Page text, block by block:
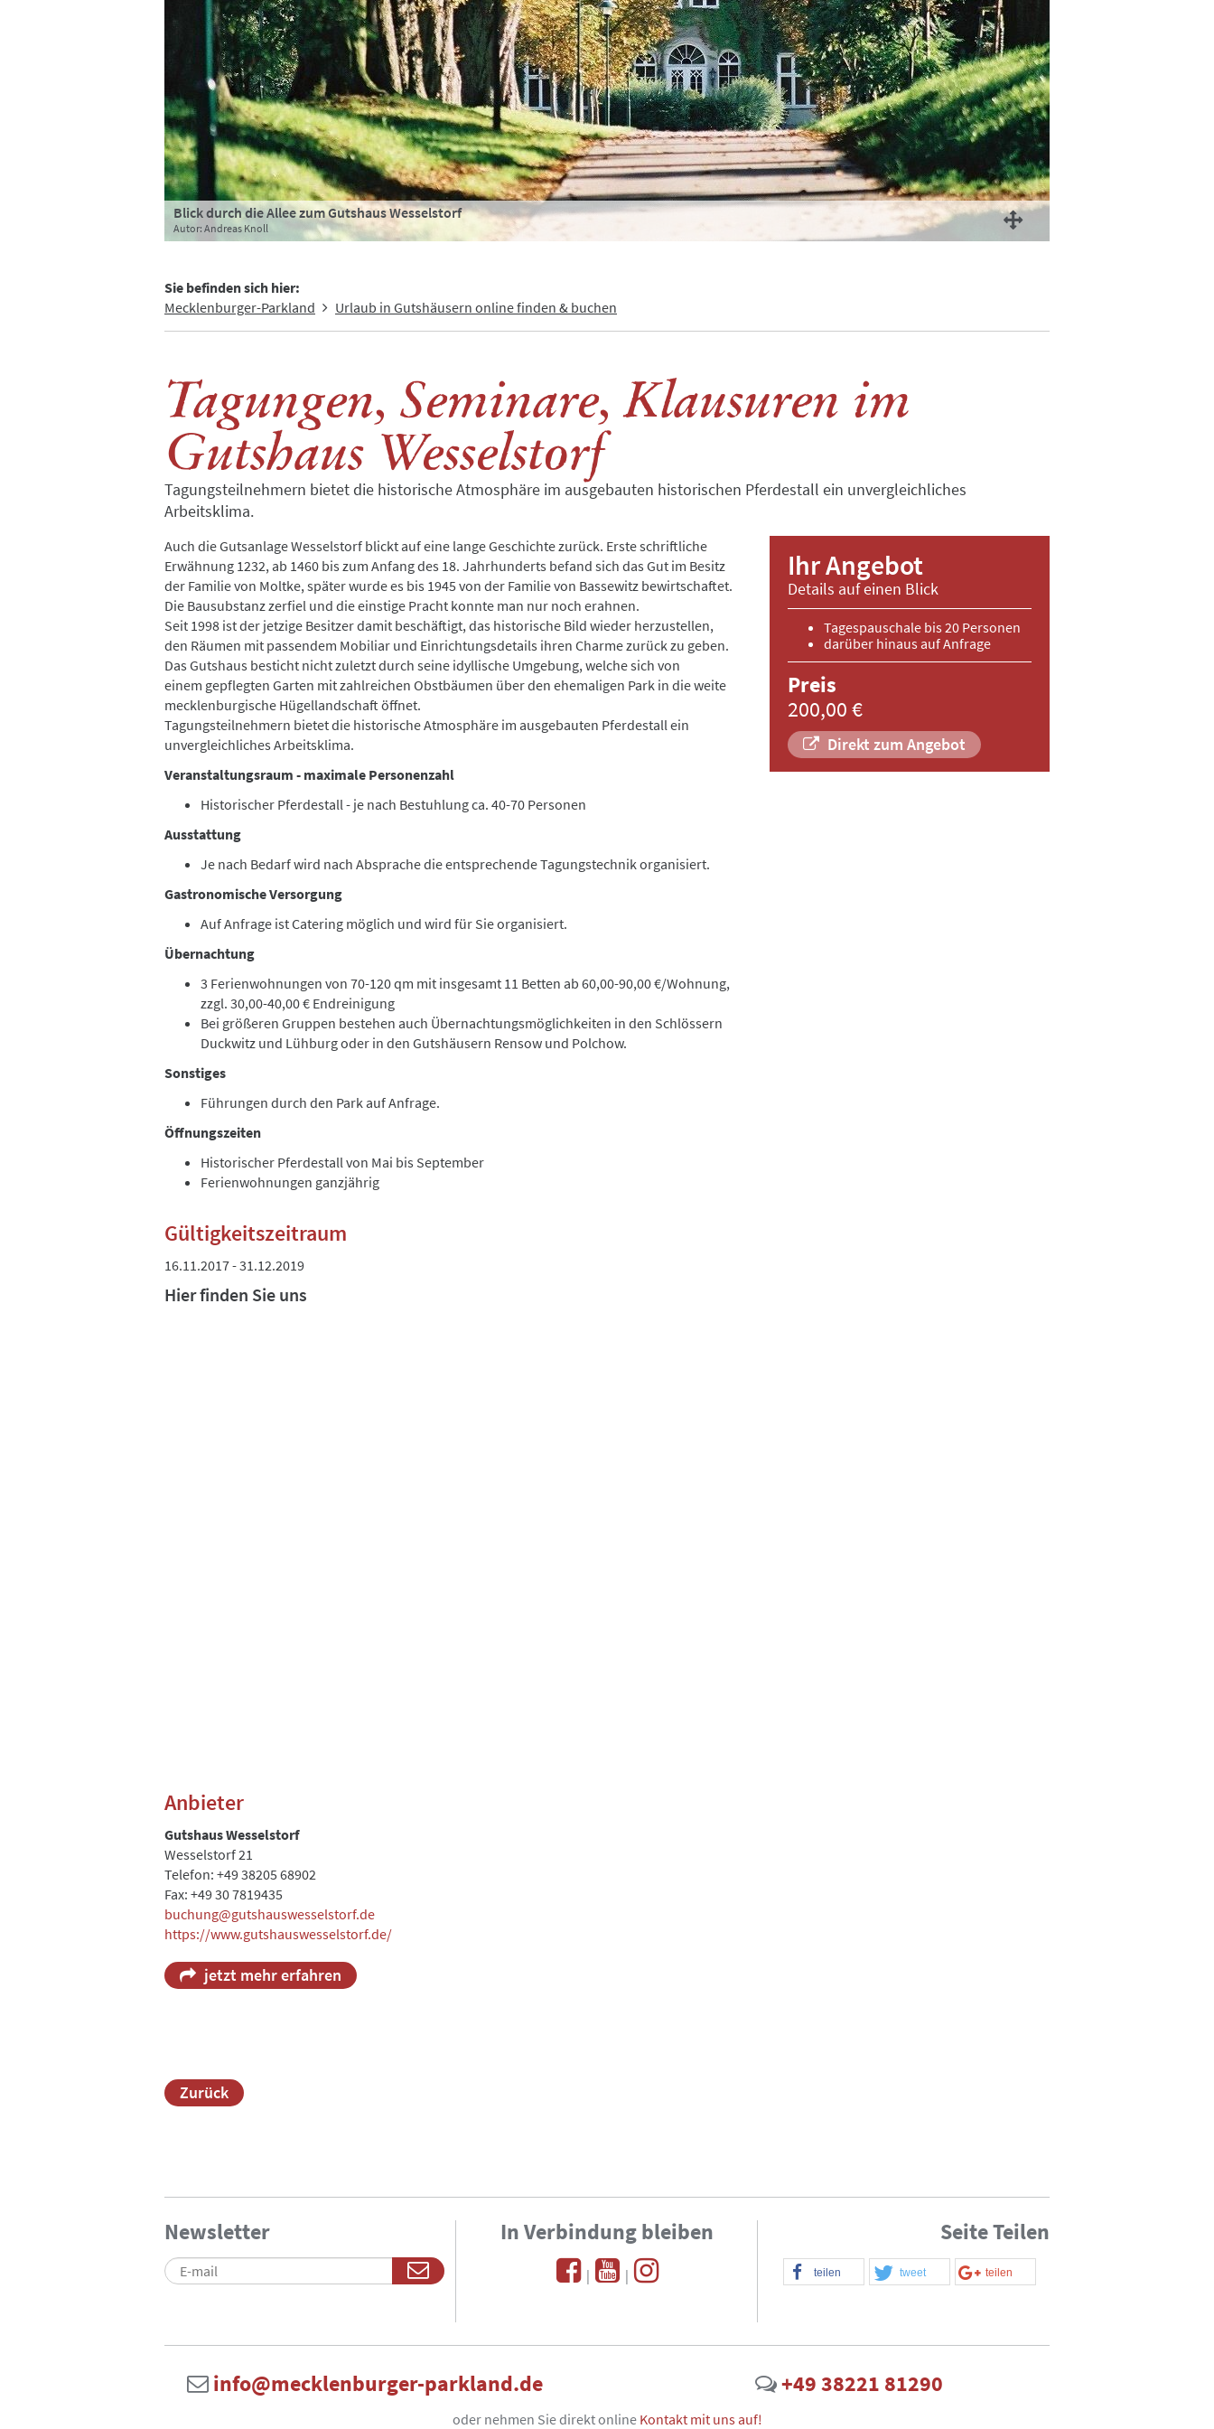
Blick durch die Allee zum Gutshaus Wesselstorf
Autor: Andreas Knoll
mini
Autor:
Wohnung Alleeblick, Schlafzimmer im Turm
Autor: Andreas Knoll
Sie befinden sich hier:
Mecklenburger-Parkland
Urlaub in Gutshäusern online finden & buchen
Tagungen, Seminare, Klausuren im
Gutshaus Wesselstorf
Tagungsteilnehmern bietet die historische Atmosphäre im ausgebauten historischen Pferdestall ein unvergleichliches
Arbeitsklima.
Auch die Gutsanlage Wesselstorf blickt auf eine lange Geschichte zurück. Erste schriftliche
Erwähnung 1232, ab 1460 bis zum Anfang des 18. Jahrhunderts befand sich das Gut im Besitz
der Familie von Moltke, später wurde es bis 1945 von der Familie von Bassewitz bewirtschaftet.
Die Bausubstanz zerfiel und die einstige Pracht konnte man nur noch erahnen.
Seit 1998 ist der jetzige Besitzer damit beschäftigt, das historische Bild wieder herzustellen,
den Räumen mit passendem Mobiliar und Einrichtungsdetails ihren Charme zurück zu geben.
Das Gutshaus besticht nicht zuletzt durch seine idyllische Umgebung, welche sich von
einem gepflegten Garten mit zahlreichen Obstbäumen über den ehemaligen Park in die weite
mecklenburgische Hügellandschaft öffnet.
Tagungsteilnehmern bietet die historische Atmosphäre im ausgebauten Pferdestall ein
unvergleichliches Arbeitsklima.
Veranstaltungsraum - maximale Personenzahl
Historischer Pferdestall - je nach Bestuhlung ca. 40-70 Personen
Ausstattung
Je nach Bedarf wird nach Absprache die entsprechende Tagungstechnik organisiert.
Gastronomische Versorgung
Auf Anfrage ist Catering möglich und wird für Sie organisiert.
Übernachtung
3 Ferienwohnungen von 70-120 qm mit insgesamt 11 Betten ab 60,00-90,00 €/Wohnung,
zzgl. 30,00-40,00 € Endreinigung
Bei größeren Gruppen bestehen auch Übernachtungsmöglichkeiten in den Schlössern
Duckwitz und Lühburg oder in den Gutshäusern Rensow und Polchow.
Sonstiges
Führungen durch den Park auf Anfrage.
Öffnungszeiten
Historischer Pferdestall von Mai bis September
Ferienwohnungen ganzjährig
Gültigkeitszeitraum
16.11.2017 - 31.12.2019
Hier finden Sie uns
Anbieter
Gutshaus Wesselstorf
Wesselstorf 21
Telefon: +49 38205 68902
Fax: +49 30 7819435
buchung@gutshauswesselstorf.de
https://www.gutshauswesselstorf.de/
jetzt mehr erfahren
Ihr Angebot
Details auf einen Blick
Tagespauschale bis 20 Personen
darüber hinaus auf Anfrage
Preis
200,00 €
Direkt zum Angebot
Zurück
Newsletter In Verbindung bleiben
| |
Seite Teilen
teilen tweet teilen
info@mecklenburger-parkland.de +49 38221 81290
oder nehmen Sie direkt online Kontakt mit uns auf!